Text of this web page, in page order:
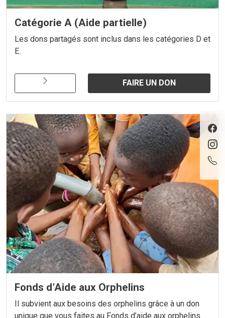
Catégorie A (Aide partielle)
Les dons partagés sont inclus dans les catégories D et
E.
FAIRE UN DON
Fonds d’Aide aux Orphelins
Il subvient aux besoins des orphelins grâce à un don
unique que vous faites au Fonds d’aide aux orphelins.